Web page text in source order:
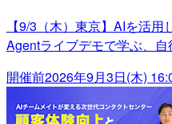
【9/3（木）東京】AIを活
Agentライブデモで学ぶ、
開催前2026年9月3日(木)